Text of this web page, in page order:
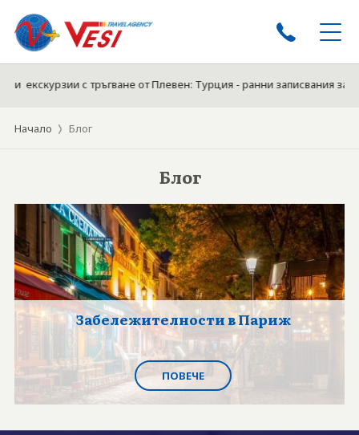
ЕКСКУРЗИИ
ЕКЗОТИКА
БЪЛГАРИЯ 2026
ХОТЕЛИ
БИЛЕТИ
ЗА НАС
ДОКУМЕНТИ
БАНКОВА СМЕТКА
екскурзии с тръгване от Плевен: Турция - ранни записвания за
Начало Блог
Блог
Забележителности в Париж
ПОВЕЧЕ